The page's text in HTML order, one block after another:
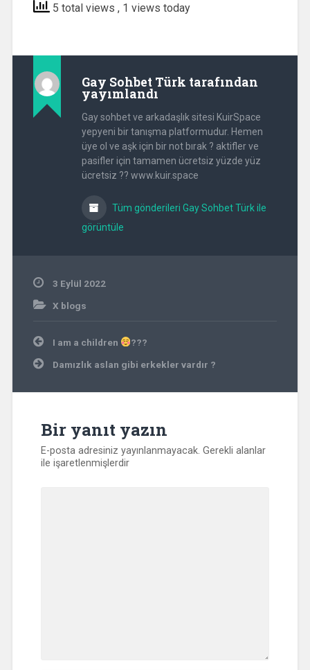
5 total views , 1 views today
Gay Sohbet Türk tarafından
yayımlandı
Gay sohbet ve arkadaşlık sitesi KuirSpace
yepyeni bir tanışma platformudur. Hemen
üye ol ve aşk için bir not bırak ? aktifler ve
pasifler için tamamen ücretsiz yüzde yüz
ücretsiz ?? www.kuir.space
Tüm gönderileri Gay Sohbet Türk ile
görüntüle
3 Eylül 2022
X blogs
Yazı
gezinmesi
I am a children
?‍?‍?
Damızlık aslan gibi erkekler vardır ?
Bir yanıt yazın
E-posta adresiniz yayınlanmayacak. Gerekli alanlar
ile işaretlenmişlerdir